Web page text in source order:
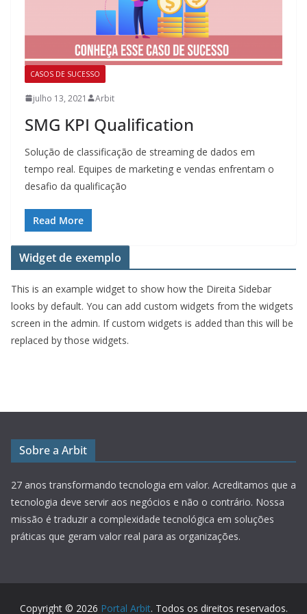
CASOS DE SUCESSO
julho 13, 2021 Arbit
SMG KPI Qualification
Solução de classificação de streaming de dados em
tempo real. Equipes de marketing e vendas enfrentam o
desafio da qualificação
Read More
Widget de exemplo
This is an example widget to show how the Direita Sidebar
looks by default. You can add custom widgets from the widgets
screen in the admin. If custom widgets is added than this will be
replaced by those widgets.
Sobre a Arbit
27 anos transformando tecnologia em valor. Acreditamos que a
tecnologia deve servir aos negócios e não o contrário. Nossa
missão é traduzir a complexidade tecnológica em soluções
práticas que geram valor real para as organizações.
Copyright © 2026 Portal Arbit. Todos os direitos reservados.